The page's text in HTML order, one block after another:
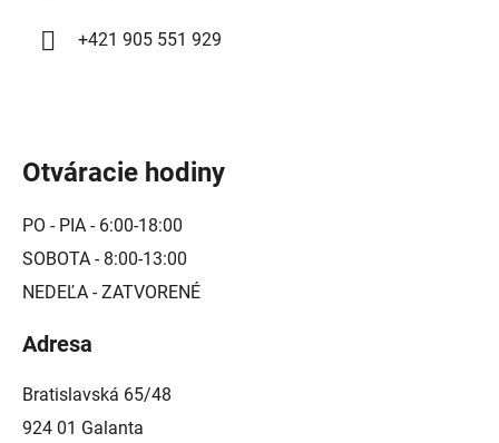
+421 905 551 929
Otváracie hodiny
PO - PIA - 6:00-18:00
SOBOTA - 8:00-13:00
NEDEĽA - ZATVORENÉ
Adresa
Bratislavská 65/48
924 01 Galanta